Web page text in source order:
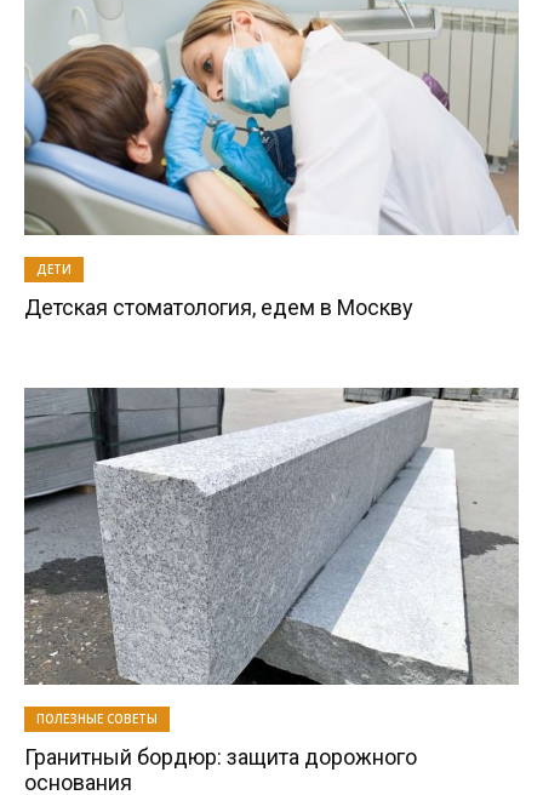
ДЕТИ
Детская стоматология, едем в Москву
ПОЛЕЗНЫЕ СОВЕТЫ
Гранитный бордюр: защита дорожного
основания